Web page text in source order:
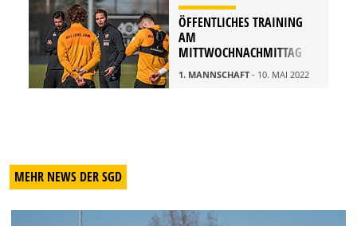
ÖFFENTLICHES TRAINING
AM
MITTWOCHNACHMITTAG
1. MANNSCHAFT- 10. MAI 2022
MEHR NEWS DER SGD